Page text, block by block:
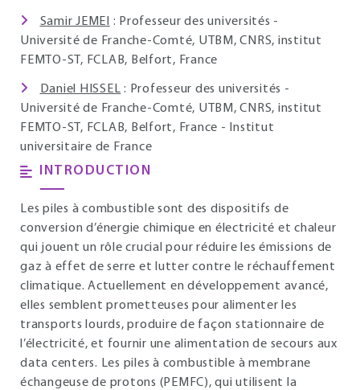
Samir JEMEI
: Professeur des universités -
Université de Franche-Comté, UTBM, CNRS, institut
FEMTO-ST, FCLAB, Belfort, France
Daniel HISSEL : Professeur des universités -
Université de Franche-Comté, UTBM, CNRS, institut
FEMTO-ST, FCLAB, Belfort, France - Institut
universitaire de France
INTRODUCTION
Les piles à combustible sont des dispositifs de
conversion d’énergie chimique en électricité et chaleur
qui jouent un rôle crucial pour réduire les émissions de
gaz à effet de serre et lutter contre le réchauffement
climatique. Actuellement en développement avancé,
elles semblent prometteuses pour alimenter les
transports lourds, produire de façon stationnaire de
l’électricité, et fournir une alimentation de secours aux
data centers. Les piles à combustible à membrane
échangeuse de protons (PEMFC), qui utilisent la